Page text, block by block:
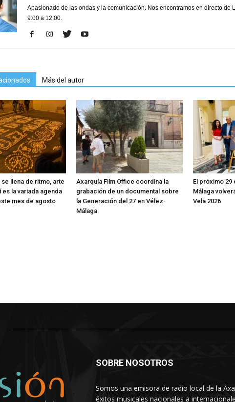
Apasionado de las ondas y la comunicación. Nos encontramos en directo de
9:00 a 12:00.
Más del autor
llena de ritmo, arte
es la variada agenda
mes de agosto
Axarquía Film Office coordina la
grabación de un documental sobre
la Generación del 27 en Vélez-
Málaga
El próximo
Málaga
Vela 2026
SOBRE NOSOTROS
Somos una emisora de radio local de la
éxitos musicales nacionales a